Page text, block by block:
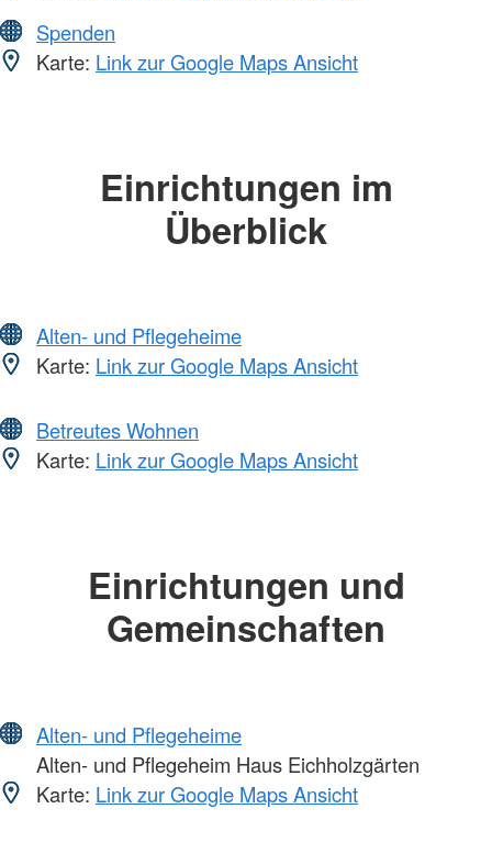
Spenden
Karte: Link zur Google Maps Ansicht
Einrichtungen im
Überblick
Alten- und Pflegeheime
Karte: Link zur Google Maps Ansicht
Betreutes Wohnen
Karte: Link zur Google Maps Ansicht
Einrichtungen und
Gemeinschaften
Alten- und Pflegeheime
Alten- und Pflegeheim Haus Eichholzgärten
Karte: Link zur Google Maps Ansicht